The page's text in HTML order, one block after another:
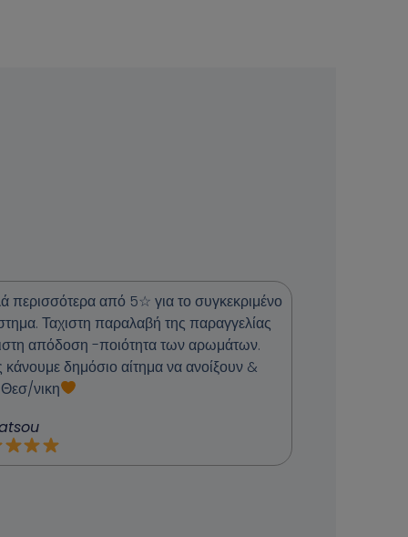
περισσότερα από 5☆ για το συγκεκριμένο
Ταχιστη παραλαβή της παραγγελίας
απόδοση -ποιότητα των αρωμάτων.
κάνουμε δημόσιο αίτημα να ανοίξουν &
νικη